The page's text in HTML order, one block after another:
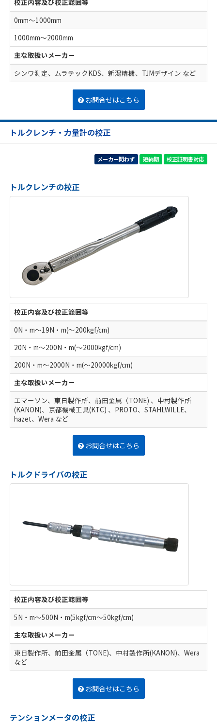
0mm～1000mm
1000mm～2000mm
主な取扱いメーカー
シンワ測定、ムラテックKDS、新潟精機、TJMデザイン など
お問合せはこちら
トルクレンチ・力量計の校正
メーカー問わず 短納期 校正証明書対応
トルクレンチの校正
校正内容及び校正範囲等
0N・m～19N・m(～200kgf/cm)
20N・m～200N・m(～2000kgf/cm)
200N・m～2000N・m(～20000kgf/cm)
主な取扱いメーカー
エマーソン、東日製作所、前田金属（TONE) 、中村製作所
(KANON)、京都機械工具(KTC) 、PROTO、STAHLWILLE、
hazet、Wera など
お問合せはこちら
トルクドライバの校正
校正内容及び校正範囲等
5N・m～500N・m(5kgf/cm～50kgf/cm)
主な取扱いメーカー
東日製作所、前田金属（TONE)、中村製作所(KANON)、Wera
など
お問合せはこちら
テンションメータの校正